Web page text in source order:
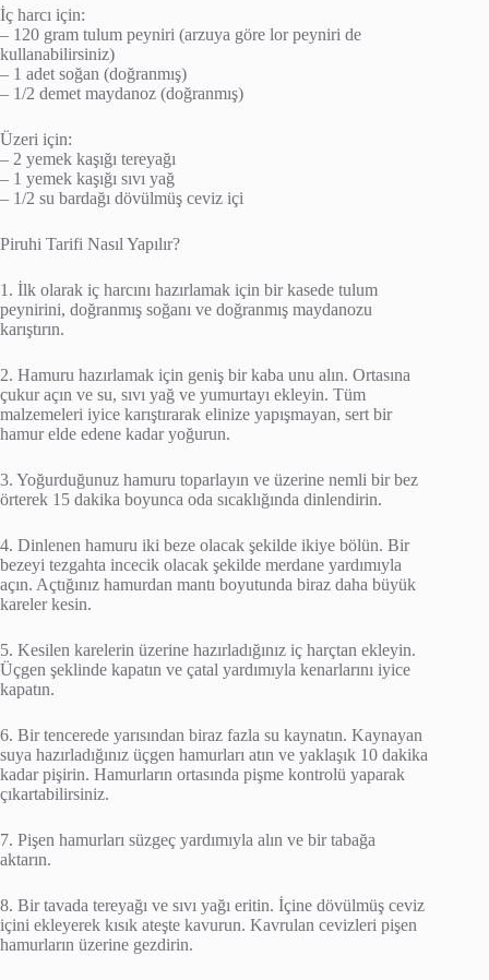
İç harcı için:
– 120 gram tulum peyniri (arzuya göre lor peyniri de
kullanabilirsiniz)
– 1 adet soğan (doğranmış)
– 1/2 demet maydanoz (doğranmış)
Üzeri için:
– 2 yemek kaşığı tereyağı
– 1 yemek kaşığı sıvı yağ
– 1/2 su bardağı dövülmüş ceviz içi
Piruhi Tarifi Nasıl Yapılır?
1. İlk olarak iç harcını hazırlamak için bir kasede tulum
peynirini, doğranmış soğanı ve doğranmış maydanozu
karıştırın.
2. Hamuru hazırlamak için geniş bir kaba unu alın. Ortasına
çukur açın ve su, sıvı yağ ve yumurtayı ekleyin. Tüm
malzemeleri iyice karıştırarak elinize yapışmayan, sert bir
hamur elde edene kadar yoğurun.
3. Yoğurduğunuz hamuru toparlayın ve üzerine nemli bir bez
örterek 15 dakika boyunca oda sıcaklığında dinlendirin.
4. Dinlenen hamuru iki beze olacak şekilde ikiye bölün. Bir
bezeyi tezgahta incecik olacak şekilde merdane yardımıyla
açın. Açtığınız hamurdan mantı boyutunda biraz daha büyük
kareler kesin.
5. Kesilen karelerin üzerine hazırladığınız iç harçtan ekleyin.
Üçgen şeklinde kapatın ve çatal yardımıyla kenarlarını iyice
kapatın.
6. Bir tencerede yarısından biraz fazla su kaynatın. Kaynayan
suya hazırladığınız üçgen hamurları atın ve yaklaşık 10 dakika
kadar pişirin. Hamurların ortasında pişme kontrolü yaparak
çıkartabilirsiniz.
7. Pişen hamurları süzgeç yardımıyla alın ve bir tabağa
aktarın.
8. Bir tavada tereyağı ve sıvı yağı eritin. İçine dövülmüş ceviz
içini ekleyerek kısık ateşte kavurun. Kavrulan cevizleri pişen
hamurların üzerine gezdirin.